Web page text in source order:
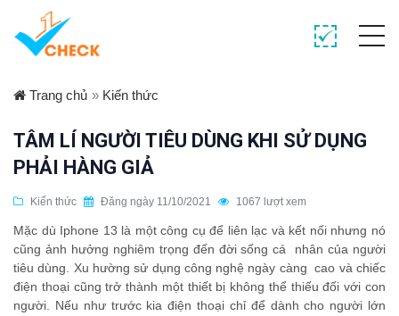
Trang chủ » Kiến thức
TÂM LÍ NGƯỜI TIÊU DÙNG KHI SỬ DỤNG
PHẢI HÀNG GIẢ
Kiến thức Đăng ngày 11/10/2021 1067 lượt xem
Mặc dù Iphone 13 là một công cụ để liên lạc và kết nối nhưng nó
cũng ảnh hưởng nghiêm trọng đến đời sống cá nhân của người
tiêu dùng. Xu hường sử dụng công nghệ ngày càng cao và chiếc
điện thoại cũng trở thành một thiết bị không thể thiếu đối với con
người. Nếu như trước kia điện thoại chỉ để dành cho người lớn